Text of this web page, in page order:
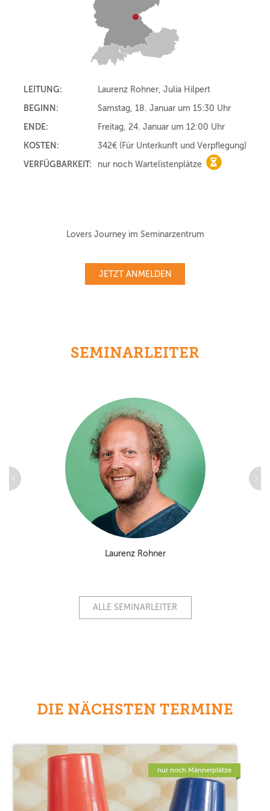
LEITUNG:
Laurenz Rohner, Julia Hilpert
BEGINN:
Samstag, 18. Januar um 15:30 Uhr
ENDE:
Freitag, 24. Januar um 12:00 Uhr
KOSTEN:
342€ (Für Unterkunft und Verpflegung)
VERFÜGBARKEIT:
nur noch Wartelistenplätze nur noch
Lovers Journey im Seminarzentrum
JETZT ANMELDEN
SEMINARLEITER
Laurenz Rohner
ALLE SEMINARLEITER
DIE NÄCHSTEN TERMINE
nur noch Männerplätze